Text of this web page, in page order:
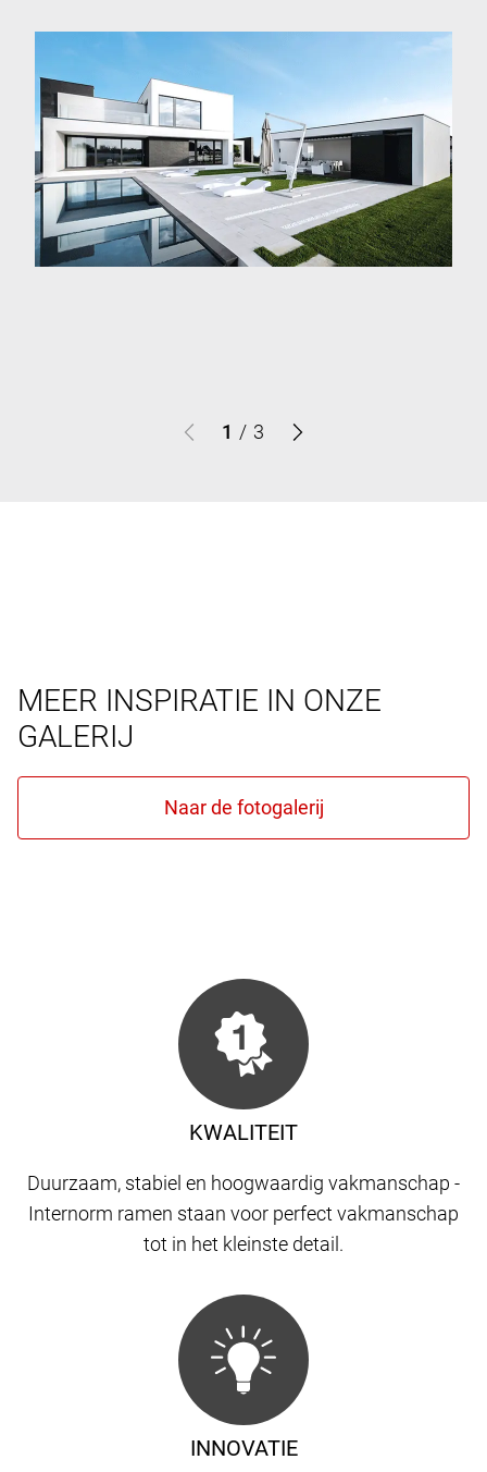
1 / 3
MEER INSPIRATIE IN ONZE
GALERIJ
KWALITEIT
Duurzaam, stabiel en hoogwaardig vakmanschap -
Internorm ramen staan ​​voor perfect vakmanschap
tot in het kleinste detail.
INNOVATIE